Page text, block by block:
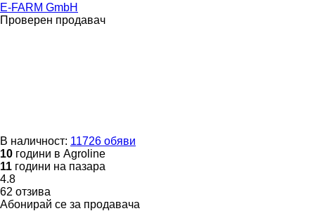
E-FARM GmbH
Проверен продавач
В наличност: 11726 обяви
10 години в Agroline
11 години на пазара
4.8
62 отзива
Абонирай се за продавача